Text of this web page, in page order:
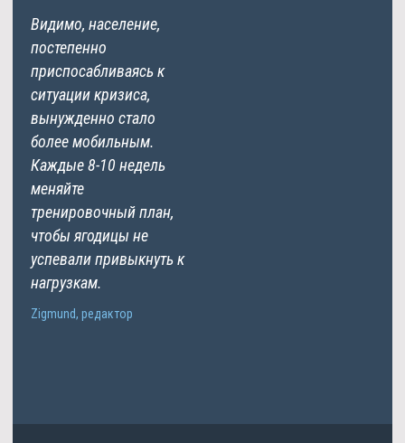
Видимо, население,
постепенно
приспосабливаясь к
ситуации кризиса,
вынужденно стало
более мобильным.
Каждые 8-10 недель
меняйте
тренировочный план,
чтобы ягодицы не
успевали привыкнуть к
нагрузкам.
Zigmund, редактор